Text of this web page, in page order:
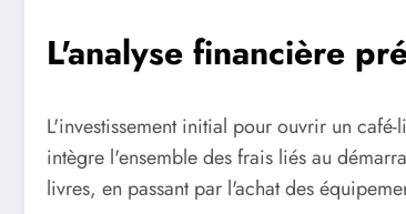
L'analyse financière
L'investissement initial pour ouvrir un
intègre l'ensemble des frais liés au
livres, en passant par l'achat des